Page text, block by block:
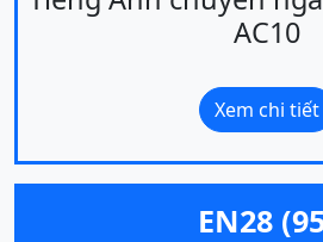
AC10
Xem chi tiết
EN28